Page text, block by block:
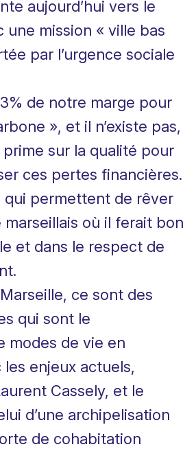
aujourd’hui vers le
une mission « ville bas
par l’urgence sociale
de notre marge pour
», et il n’existe pas,
prime sur la qualité pour
ces pertes financières.
qui permettent de rêver
où il ferait bon
et dans le respect de
ce sont des
qui sont le
modes de vie en
enjeux actuels,
Cassely, et le
d’une archipelisation
de cohabitation